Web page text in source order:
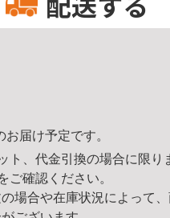
届け予定です。
ト、代金引換の場合に限り
ご確認ください。
場合や在庫状況によって